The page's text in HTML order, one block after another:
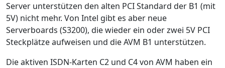
Server unterstützen den alten PCI Standard der B1 (mit
5V) nicht mehr. Von Intel gibt es aber neue
Serverboards (S3200), die wieder ein oder zwei 5V PCI
Steckplätze aufweisen und die AVM B1 unterstützen.
Die aktiven ISDN-Karten C2 und C4 von AVM haben ein